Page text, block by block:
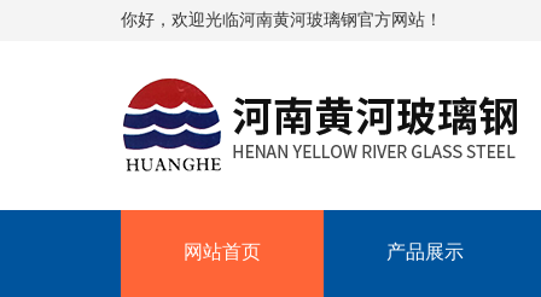
你好，欢迎光临河南黄河玻璃钢官方网站！
网站首页 产品展示